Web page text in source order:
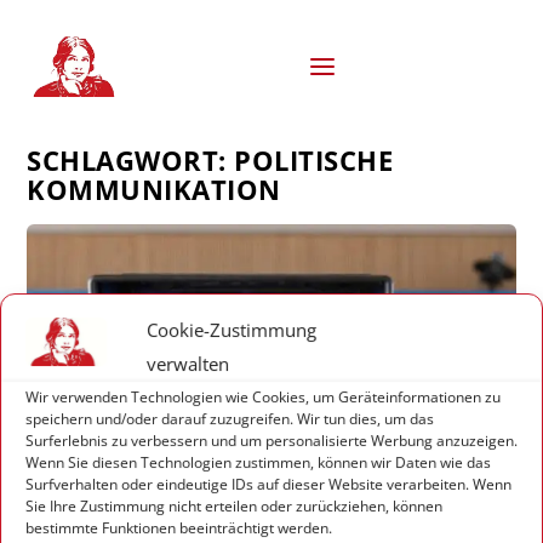
t
Cookie-Zustimmung
verwalten
Wir verwenden Technologien wie Cookies, um Geräteinformationen zu
speichern und/oder darauf zuzugreifen. Wir tun dies, um das
Surferlebnis zu verbessern und um personalisierte Werbung anzuzeigen.
Wenn Sie diesen Technologien zustimmen, können wir Daten wie das
Surfverhalten oder eindeutige IDs auf dieser Website verarbeiten. Wenn
Sie Ihre Zustimmung nicht erteilen oder zurückziehen, können
bestimmte Funktionen beeinträchtigt werden.
SCHLAGWORT: POLITISCHE
KOMMUNIKATION